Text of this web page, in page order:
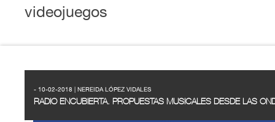
videojuegos
- 10-02-2018 | NEREIDA LÓPEZ VIDALES
RADIO ENCUBIERTA. PROPUESTAS MUSICALES DESDE LAS